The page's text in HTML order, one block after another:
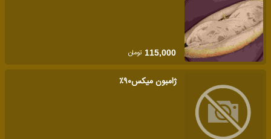
115,000 تومان
ژامبون میکس۹۰٪